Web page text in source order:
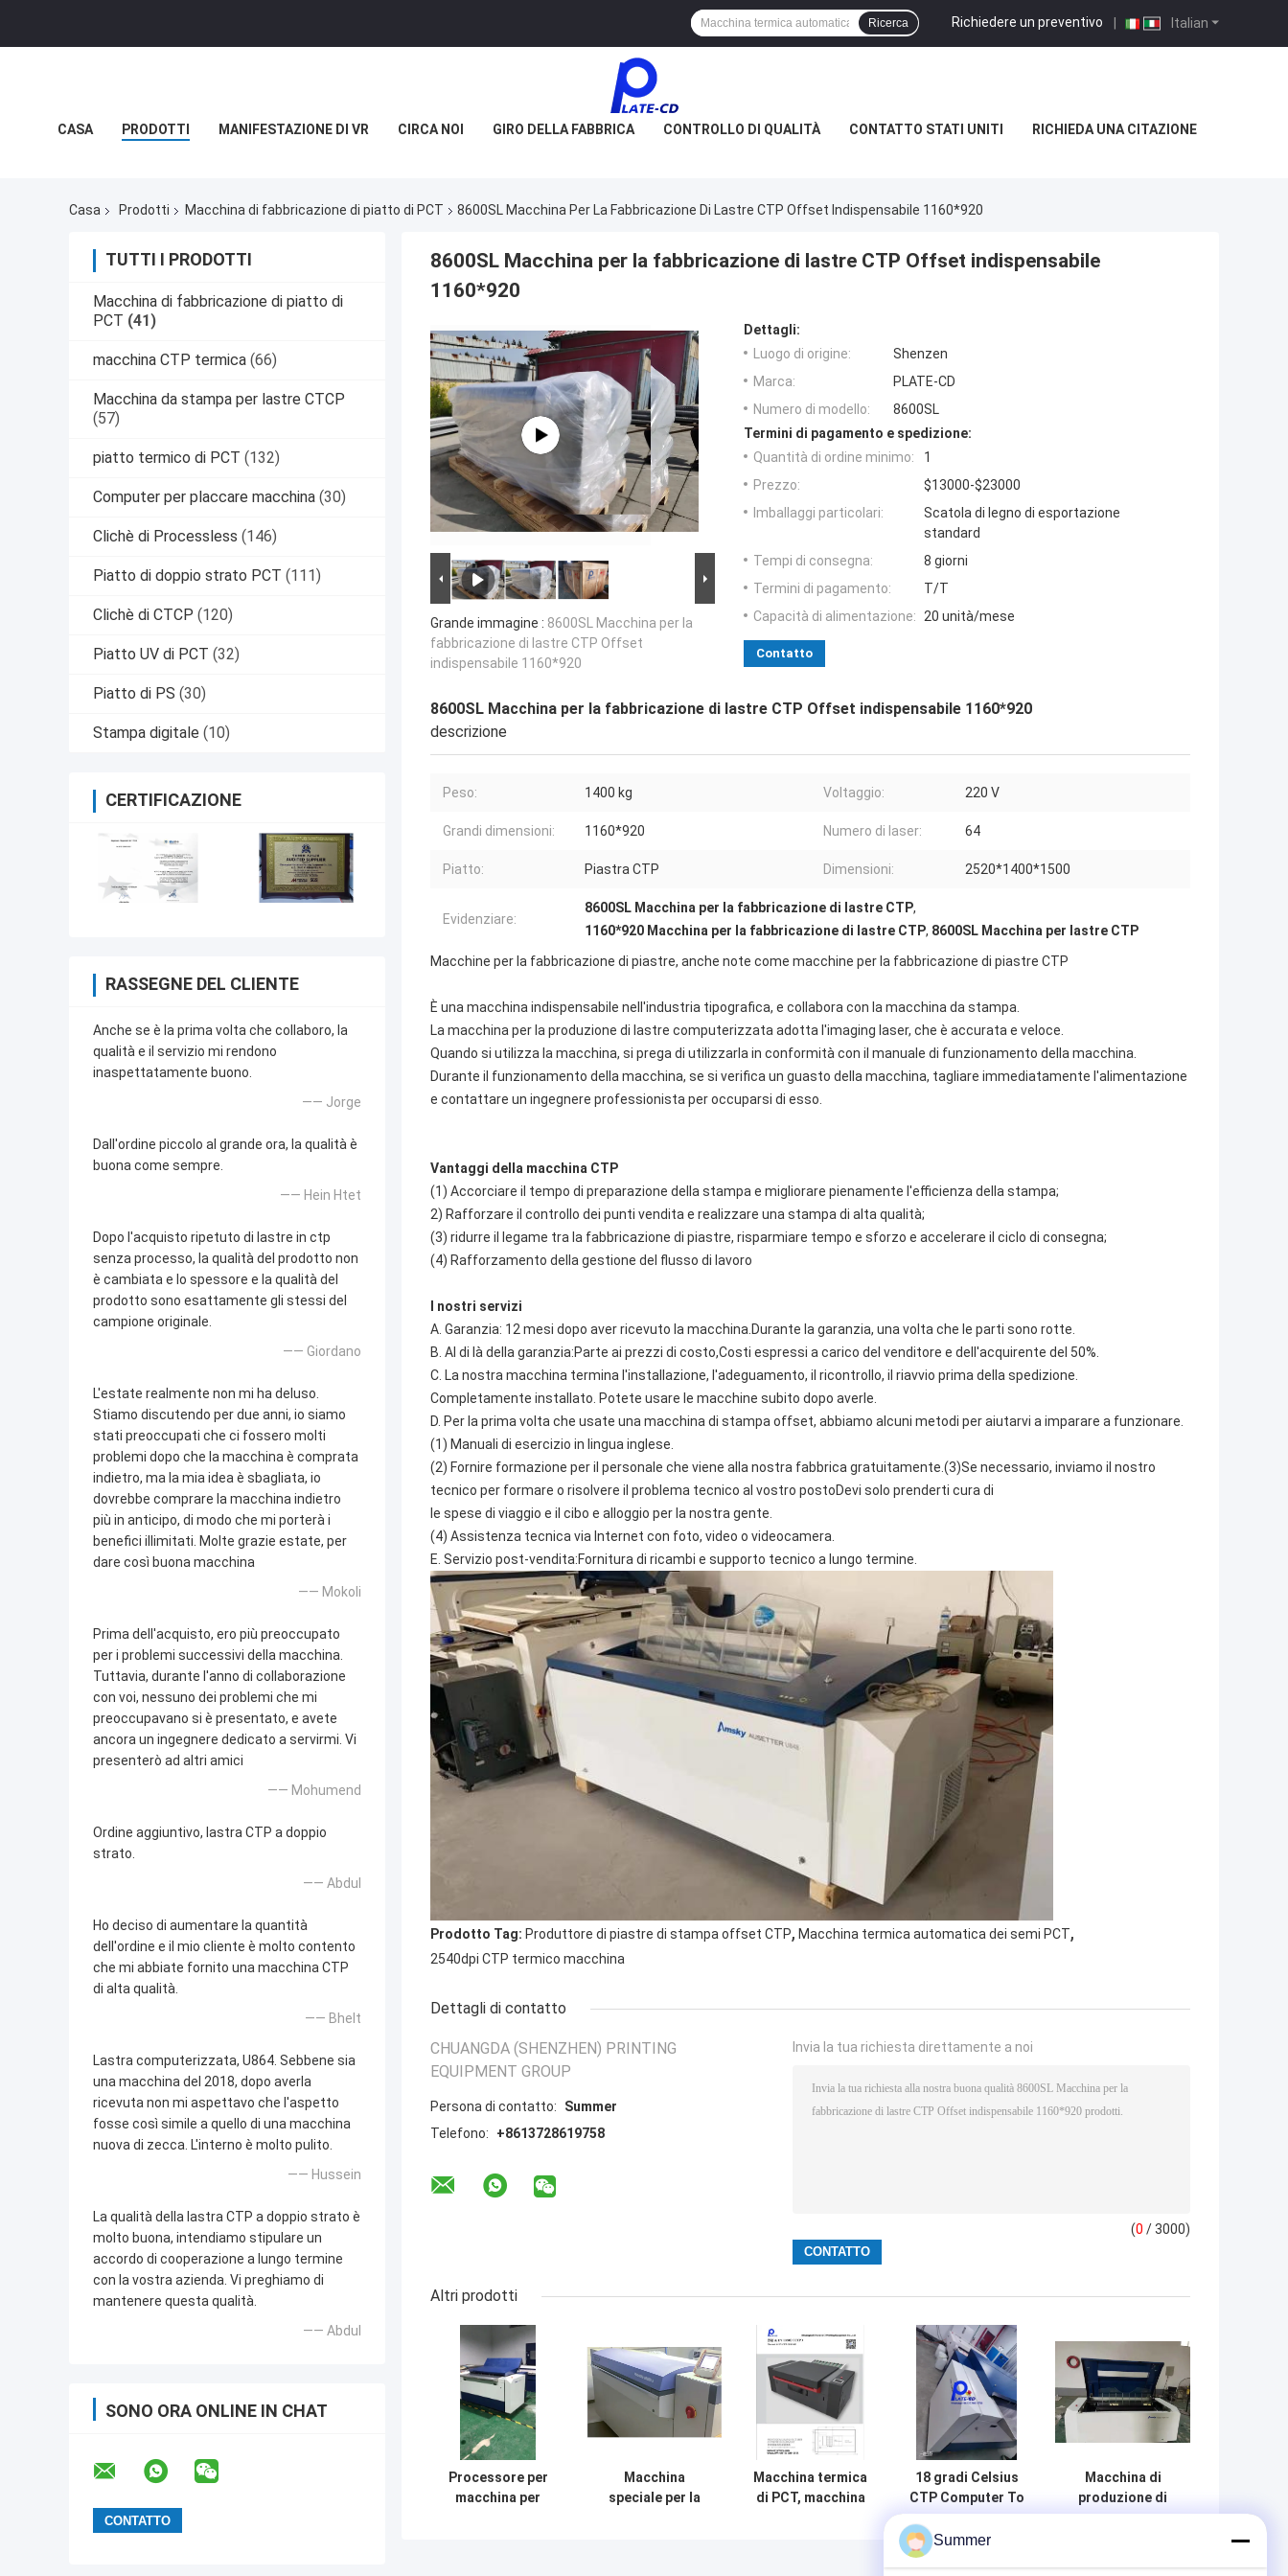
Italian
Richiedere un preventivo |
Ricerca
CASA PRODOTTI MANIFESTAZIONE DI VR CIRCA NOI GIRO DELLA FABBRICA CONTROLLO DI QUALITÀ CONTATTO STATI UNITI RICHIEDA UNA CITAZIONE
Casa Prodotti Macchina di fabbricazione di piatto di PCT 8600SL Macchina Per La Fabbricazione Di Lastre CTP Offset Indispensabile 1160*920
TUTTI I PRODOTTI
Macchina di fabbricazione di piatto di
PCT (41)
macchina CTP termica (66)
Macchina da stampa per lastre CTCP
(57)
piatto termico di PCT (132)
Computer per placcare macchina (30)
Clichè di Processless (146)
Piatto di doppio strato PCT (111)
Clichè di CTCP (120)
Piatto UV di PCT (32)
Piatto di PS (30)
Stampa digitale (10)
CERTIFICAZIONE
RASSEGNE DEL CLIENTE
Anche se è la prima volta che collaboro, la
qualità e il servizio mi rendono
inaspettatamente buono.
—— Jorge
Dall'ordine piccolo al grande ora, la qualità è
buona come sempre.
—— Hein Htet
Dopo l'acquisto ripetuto di lastre in ctp
senza processo, la qualità del prodotto non
è cambiata e lo spessore e la qualità del
prodotto sono esattamente gli stessi del
campione originale.
—— Giordano
L'estate realmente non mi ha deluso.
Stiamo discutendo per due anni, io siamo
stati preoccupati che ci fossero molti
problemi dopo che la macchina è comprata
indietro, ma la mia idea è sbagliata, io
dovrebbe comprare la macchina indietro
più in anticipo, di modo che mi porterà i
benefici illimitati. Molte grazie estate, per
dare così buona macchina
—— Mokoli
Prima dell'acquisto, ero più preoccupato
per i problemi successivi della macchina.
Tuttavia, durante l'anno di collaborazione
con voi, nessuno dei problemi che mi
preoccupavano si è presentato, e avete
ancora un ingegnere dedicato a servirmi. Vi
presenterò ad altri amici
—— Mohumend
Ordine aggiuntivo, lastra CTP a doppio
strato.
—— Abdul
Ho deciso di aumentare la quantità
dell'ordine e il mio cliente è molto contento
che mi abbiate fornito una macchina CTP
di alta qualità.
—— Bhelt
Lastra computerizzata, U864. Sebbene sia
una macchina del 2018, dopo averla
ricevuta non mi aspettavo che l'aspetto
fosse così simile a quello di una macchina
nuova di zecca. L'interno è molto pulito.
—— Hussein
La qualità della lastra CTP a doppio strato è
molto buona, intendiamo stipulare un
accordo di cooperazione a lungo termine
con la vostra azienda. Vi preghiamo di
mantenere questa qualità.
—— Abdul
SONO ORA ONLINE IN CHAT
8600SL Macchina per la fabbricazione di lastre CTP Offset indispensabile
1160*920
Grande immagine : 8600SL Macchina per la
fabbricazione di lastre CTP Offset
indispensabile 1160*920
Dettagli:
Luogo di origine:
Shenzen
Marca:
PLATE-CD
Numero di modello:
8600SL
Termini di pagamento e spedizione:
Quantità di ordine minimo:
1
Prezzo:
$13000-$23000
Imballaggi particolari:
Scatola di legno di esportazione
standard
Tempi di consegna:
8 giorni
Termini di pagamento:
T/T
Capacità di alimentazione: 20 unità/mese
Contatto
8600SL Macchina per la fabbricazione di lastre CTP Offset indispensabile 1160*920
descrizione
Peso: 1400 kg Voltaggio: 220 V
Grandi dimensioni: 1160*920 Numero di laser: 64
Piatto: Piastra CTP Dimensioni: 2520*1400*1500
Evidenziare:
8600SL Macchina per la fabbricazione di lastre CTP,
1160*920 Macchina per la fabbricazione di lastre CTP, 8600SL Macchina per lastre CTP
Macchine per la fabbricazione di piastre, anche note come macchine per la fabbricazione di piastre CTP
È una macchina indispensabile nell'industria tipografica, e collabora con la macchina da stampa.
La macchina per la produzione di lastre computerizzata adotta l'imaging laser, che è accurata e veloce.
Quando si utilizza la macchina, si prega di utilizzarla in conformità con il manuale di funzionamento della macchina.
Durante il funzionamento della macchina, se si verifica un guasto della macchina, tagliare immediatamente l'alimentazione
e contattare un ingegnere professionista per occuparsi di esso.
Vantaggi della macchina CTP
(1) Accorciare il tempo di preparazione della stampa e migliorare pienamente l'efficienza della stampa;
2) Rafforzare il controllo dei punti vendita e realizzare una stampa di alta qualità;
(3) ridurre il legame tra la fabbricazione di piastre, risparmiare tempo e sforzo e accelerare il ciclo di consegna;
(4) Rafforzamento della gestione del flusso di lavoro
I nostri servizi
A. Garanzia: 12 mesi dopo aver ricevuto la macchina.Durante la garanzia, una volta che le parti sono rotte.
B. Al di là della garanzia:Parte ai prezzi di costo,Costi espressi a carico del venditore e dell'acquirente del 50%.
C. La nostra macchina termina l'installazione, l'adeguamento, il ricontrollo, il riavvio prima della spedizione.
Completamente installato. Potete usare le macchine subito dopo averle.
D. Per la prima volta che usate una macchina di stampa offset, abbiamo alcuni metodi per aiutarvi a imparare a funzionare.
(1) Manuali di esercizio in lingua inglese.
(2) Fornire formazione per il personale che viene alla nostra fabbrica gratuitamente.(3)Se necessario, inviamo il nostro
tecnico per formare o risolvere il problema tecnico al vostro postoDevi solo prenderti cura di
le spese di viaggio e il cibo e alloggio per la nostra gente.
(4) Assistenza tecnica via Internet con foto, video o videocamera.
E. Servizio post-vendita:Fornitura di ricambi e supporto tecnico a lungo termine.
Prodotto Tag: Produttore di piastre di stampa offset CTP, Macchina termica automatica dei semi PCT,
2540dpi CTP termico macchina
Dettagli di contatto
CHUANGDA (SHENZHEN) PRINTING
EQUIPMENT GROUP
Persona di contatto:
Summer
Telefono:
+8613728619758
Invia la tua richiesta direttamente a noi
(0 / 3000)
Altri prodotti
Processore per
macchina per
Macchina
speciale per la
Macchina termica
di PCT, macchina
18 gradi Celsius
CTP Computer To
Plate Machine
attrezzature di
stampa 830nm
Macchina di
produzione di
piastre CTP 220v
Summer